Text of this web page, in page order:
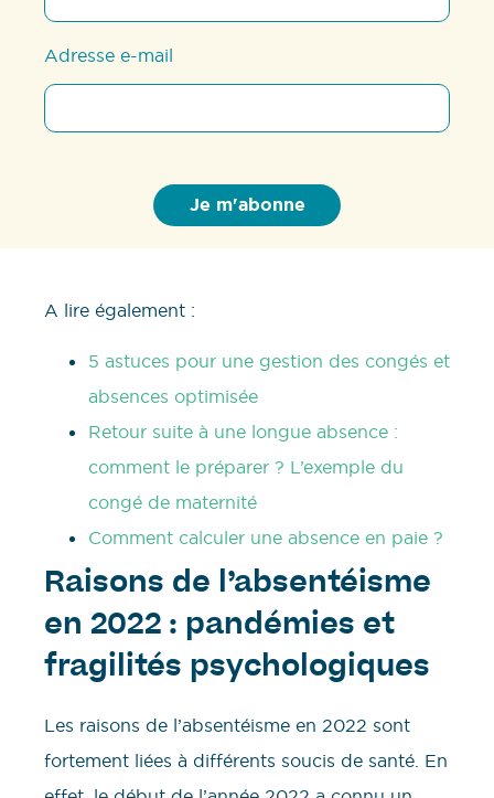
Adresse e-mail
A lire également :
5 astuces pour une gestion des congés et
absences optimisée
Retour suite à une longue absence :
comment le préparer ? L’exemple du
congé de maternité
Comment calculer une absence en paie ?
Raisons de l’absentéisme
en 2022 : pandémies et
fragilités psychologiques
Les raisons de l’absentéisme en 2022 sont
fortement liées à différents soucis de santé. En